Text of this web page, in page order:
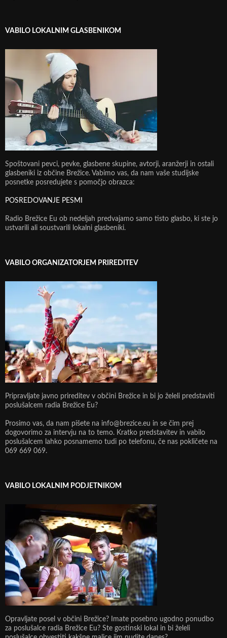
VABILO LOKALNIM GLASBENIKOM
Spoštovani pevci, pevke, glasbene skupine, avtorji, aranžerji in ostali
glasbeniki iz občine Brežice. Vabimo vas, da nam vaše studijske
posnetke posredujete s pomočjo obrazca:
POSREDOVANJE PESMI
Radio Brežice Eu ob nedeljah predvajamo samo tisto glasbo, ki ste jo
ustvarili ali soustvarili lokalni glasbeniki.
VABILO ORGANIZATORJEM PRIREDITEV
Pripravljate javno prireditev v občini Brežice in bi jo želeli predstaviti
poslušalcem radia Brežice Eu?
Prosimo vas, da nam pišete na info@brezice.eu in se čim prej
dogovorimo za intervju na to temo. Kratko predstavitev in vabilo
poslušalcem lahko posnamemo tudi po telefonu, če nas pokličete na
069 669 069.
VABILO LOKALNIM PODJETNIKOM
Opravljate posel v občini Brežice? Imate posebno ugodno ponudbo
za poslušalce radia Brežice Eu? Ste gostinski lokal in bi želeli